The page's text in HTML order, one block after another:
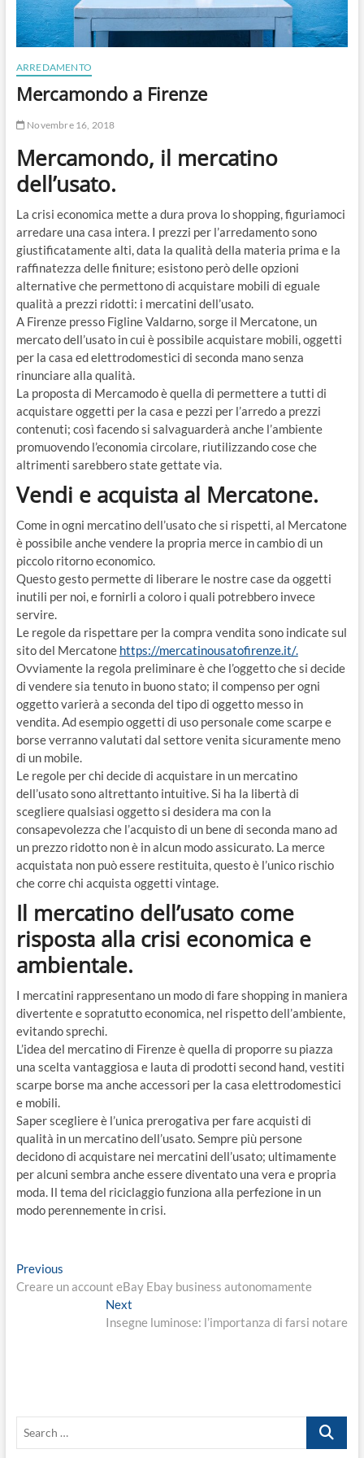
ARREDAMENTO
Mercamondo a Firenze
Novembre 16, 2018
Mercamondo, il mercatino
dell’usato.
La crisi economica mette a dura prova lo shopping, figuriamoci
arredare una casa intera. I prezzi per l’arredamento sono
giustificatamente alti, data la qualità della materia prima e la
raffinatezza delle finiture; esistono però delle opzioni
alternative che permettono di acquistare mobili di eguale
qualità a prezzi ridotti: i mercatini dell’usato.
A Firenze presso Figline Valdarno, sorge il Mercatone, un
mercato dell’usato in cui è possibile acquistare mobili, oggetti
per la casa ed elettrodomestici di seconda mano senza
rinunciare alla qualità.
La proposta di Mercamodo è quella di permettere a tutti di
acquistare oggetti per la casa e pezzi per l’arredo a prezzi
contenuti; così facendo si salvaguarderà anche l’ambiente
promuovendo l’economia circolare, riutilizzando cose che
altrimenti sarebbero state gettate via.
Vendi e acquista al Mercatone.
Come in ogni mercatino dell’usato che si rispetti, al Mercatone
è possibile anche vendere la propria merce in cambio di un
piccolo ritorno economico.
Questo gesto permette di liberare le nostre case da oggetti
inutili per noi, e fornirli a coloro i quali potrebbero invece
servire.
Le regole da rispettare per la compra vendita sono indicate sul
sito del Mercatone https://mercatinousatofirenze.it/.
Ovviamente la regola preliminare è che l’oggetto che si decide
di vendere sia tenuto in buono stato; il compenso per ogni
oggetto varierà a seconda del tipo di oggetto messo in
vendita. Ad esempio oggetti di uso personale come scarpe e
borse verranno valutati dal settore venita sicuramente meno
di un mobile.
Le regole per chi decide di acquistare in un mercatino
dell’usato sono altrettanto intuitive. Si ha la libertà di
scegliere qualsiasi oggetto si desidera ma con la
consapevolezza che l’acquisto di un bene di seconda mano ad
un prezzo ridotto non è in alcun modo assicurato. La merce
acquistata non può essere restituita, questo è l’unico rischio
che corre chi acquista oggetti vintage.
Il mercatino dell’usato come
risposta alla crisi economica e
ambientale.
I mercatini rappresentano un modo di fare shopping in maniera
divertente e sopratutto economica, nel rispetto dell’ambiente,
evitando sprechi.
L’idea del mercatino di Firenze è quella di proporre su piazza
una scelta vantaggiosa e lauta di prodotti second hand, vestiti
scarpe borse ma anche accessori per la casa elettrodomestici
e mobili.
Saper scegliere è l’unica prerogativa per fare acquisti di
qualità in un mercatino dell’usato. Sempre più persone
decidono di acquistare nei mercatini dell’usato; ultimamente
per alcuni sembra anche essere diventato una vera e propria
moda. Il tema del riciclaggio funziona alla perfezione in un
modo perennemente in crisi.
Navigazione
articoli
PreviousPrevious
post:
Creare un account eBay Ebay business autonomamente
Next
post:
Insegne luminose: l’importanza di farsi notare
Search